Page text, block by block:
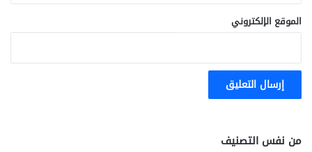
الموقع الإلكتروني
من نفس التصنيف